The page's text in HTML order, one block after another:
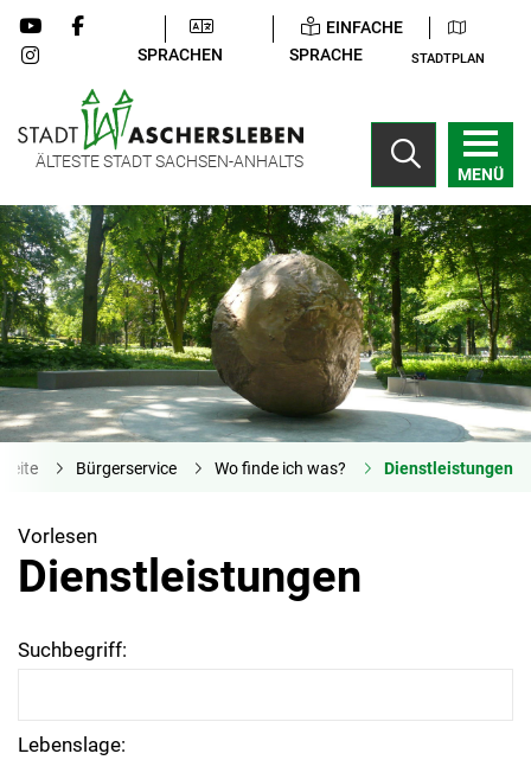
SPRACHEN
EINFACHE
SPRACHE
STADTPLAN
ÄLTESTE STADT SACHSEN-ANHALTS
MENÜ
Bürgerservice Wo finde ich was? Dienstleistungen
Vorlesen
Dienstleistungen
Suchbegriff:
Lebenslage: